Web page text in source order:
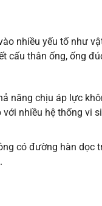
nhiều yếu tố như
cấu thân ống, ống
năng chịu áp lực
nhiều hệ thống vi
có đường hàn dọc